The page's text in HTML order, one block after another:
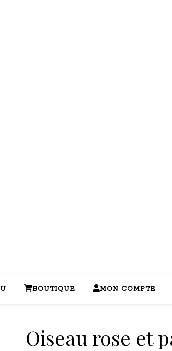
BOUTIQUE MON COMPTE
Oiseau rose et